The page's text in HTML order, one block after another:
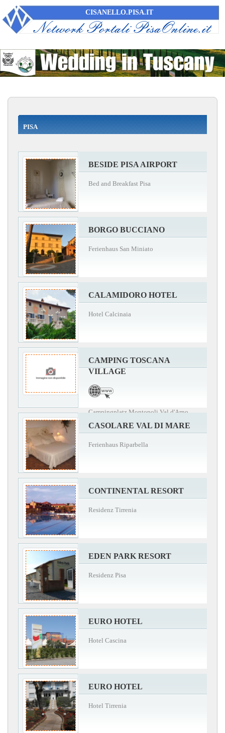
CISANELLO.PISA.IT
PISA
BESIDE PISA AIRPORT
Bed and Breakfast Pisa
BORGO BUCCIANO
Ferienhaus San Miniato
CALAMIDORO HOTEL
Hotel Calcinaia
CAMPING TOSCANA
VILLAGE
Campingplatz Montopoli Val d'Arno
CASOLARE VAL DI MARE
Ferienhaus Riparbella
CONTINENTAL RESORT
Residenz Tirrenia
EDEN PARK RESORT
Residenz Pisa
EURO HOTEL
Hotel Cascina
EURO HOTEL
Hotel Tirrenia